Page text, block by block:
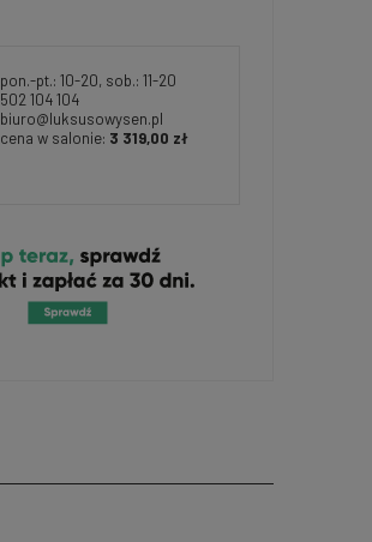
pon.-pt.: 10-20, sob.: 11-20
502 104 104
biuro@luksusowysen.pl
cena w salonie: 3 319,00 zł